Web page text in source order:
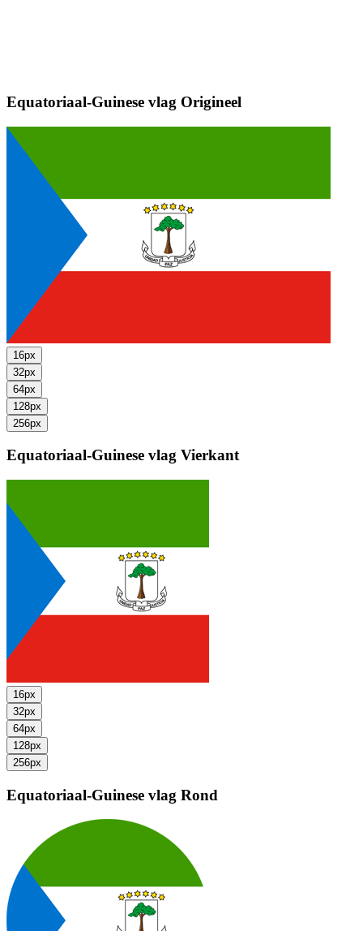
Equatoriaal-Guinese vlag Origineel
16px
32px
64px
128px
256px
Equatoriaal-Guinese vlag Vierkant
16px
32px
64px
128px
256px
Equatoriaal-Guinese vlag Rond